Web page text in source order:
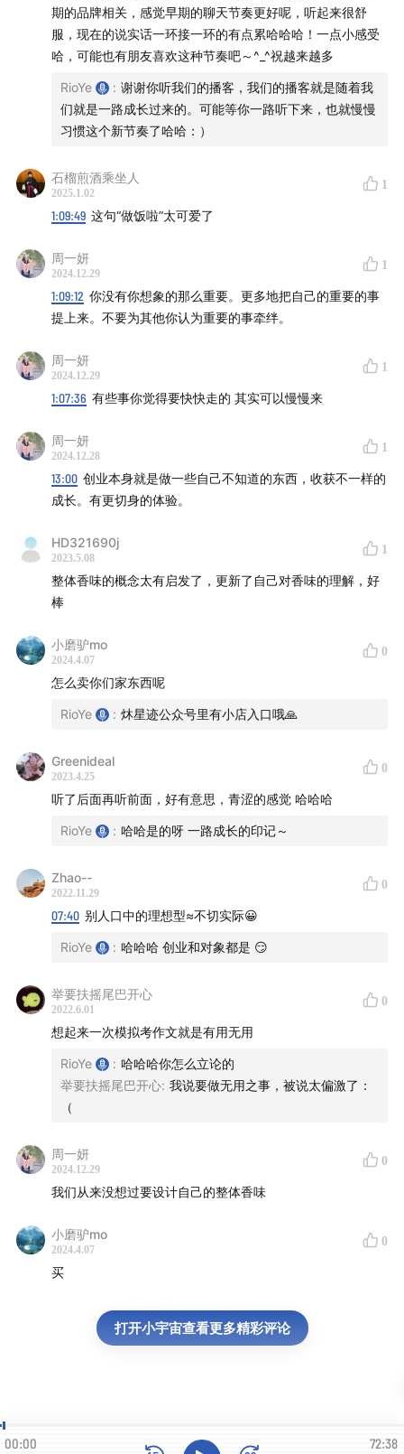
Book I 《贪婪的多巴胺》Daniel E. Lieberman
Book I 《设计中的设计》原研哉
「炑星迹」，炑是mù，意思是「火炽燃烧」，象征着
光，我们希望再微弱的光也可以穿越星际。
Hi，大家好，我们是「炑星迹」主理人 Rio 和 Cen，我们
现在舟山创业，经营一家小而美的香氛手作店。我们俩都
很喜欢「播客」，也希望通过声音的形式和大家分享我们
的认知以及其他天马行空的无止尽的意义探讨。
🥳 如果你喜欢我们的节目，欢迎和我们做朋友：
搜索「炑星迹」：
公众号、小红书等平台都可以找到我
手作产品：手工冷制皂、香薰蜡烛、天然洗护液体皂，
买到，健康的生活来源于有意识的消费。
任何想说的反馈和商务合作都可以联系邮箱：
muxingji1984@163.com
我们期待认识和我们一样或者不一样的，对生活有热情、
对生命有热爱的小伙伴们。也非常感谢大家购买我们的产
✍️「创业手记」
E02 I 我们与品牌的关系
E04 I 要信任用户，即使从吃亏开始
E15 I 创业是一种生活方式
E20 I 我们与 Web3 和所有权经济的距离
E27 被采访 I 我们享受和珍惜打磨品牌DNA的过程
E34 I 我们就像花坛里的花，而店才是最委屈的
E35 I 小小的大大月饼共创计划
🪐「有主题慢谈」
E05 I 兴趣
E06 I 回忆星巴克往事
E18 I 星巴克是如何失去我们的
E09 I 回忆 Genius Bar 的日子
E08 I 中文播客推荐一
👬「友聊」
Kevin & JoshE26 友聊 I 看过世界的善与恶，你选择什
🥳 「近况 I 开心的事」
期的品牌相关，感觉早期的聊天节奏更好呢，听起来很舒
服，现在的说实话一环接一环的有点累哈哈哈！一点小感受
哈，可能也有朋友喜欢这种节奏吧～^_^祝越来越多
RioYe : 谢谢你听我们的播客，我们的播客就是随着我
们就是一路成长过来的。可能等你一路听下来，也就慢慢
习惯这个新节奏了哈哈：）
石榴煎酒乘坐人
2025.1.02
1
1:09:49 这句“做饭啦”太可爱了
周一妍
2024.12.29
1
1:09:12 你没有你想象的那么重要。更多地把自己的重要的事
提上来。不要为其他你认为重要的事牵绊。
周一妍
2024.12.29
1
1:07:36 有些事你觉得要快快走的 其实可以慢慢来
周一妍
2024.12.28
1
13:00 创业本身就是做一些自己不知道的东西，收获不一样的
成长。有更切身的体验。
HD321690j
2023.5.08
1
整体香味的概念太有启发了，更新了自己对香味的理解，好
棒
小磨驴mo
2024.4.07
0
怎么卖你们家东西呢
RioYe : 炑星迹公众号里有小店入口哦🙏
Greenideal
2023.4.25
0
听了后面再听前面，好有意思，青涩的感觉 哈哈哈
RioYe : 哈哈是的呀 一路成长的印记～
Zhao--
2022.11.29
0
07:40 别人口中的理想型≈不切实际😀
RioYe : 哈哈哈 创业和对象都是 😏
举要扶摇尾巴开心
2022.6.01
0
想起来一次模拟考作文就是有用无用
RioYe : 哈哈哈你怎么立论的
举要扶摇尾巴开心: 我说要做无用之事，被说太偏激了：
（
周一妍
2024.12.29
0
我们从来没想过要设计自己的整体香味
小磨驴mo
2024.4.07
0
买
打开小宇宙查看更多精彩评论
00:00 72:38